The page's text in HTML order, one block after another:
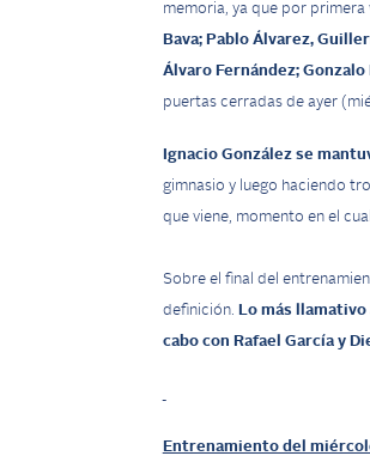
memoria, ya que por
Bava; Pablo Álvarez,
Álvaro Fernández;
puertas cerradas de ayer
Ignacio González se
gimnasio y luego haciendo
que viene, momento en el
Sobre el final del
definición. Lo más
cabo con Rafael García y
Entrenamiento del